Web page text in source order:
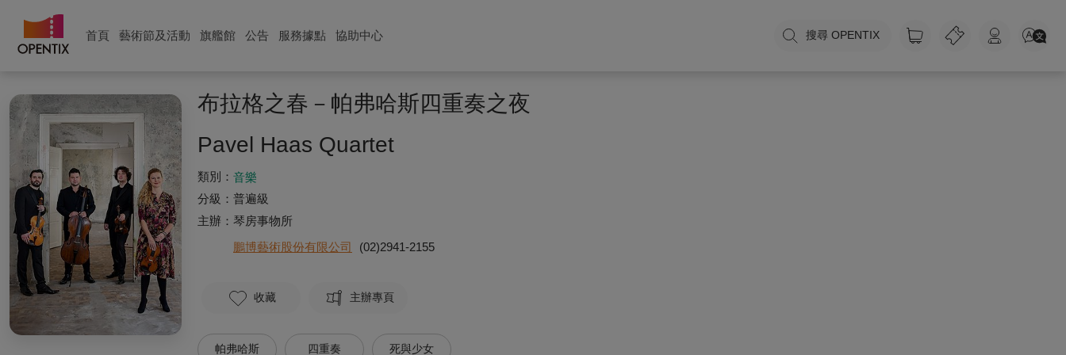
首頁 藝術節及活動 旗艦館 公告 服務據點 協助中心 搜尋 OPENTIX
布拉格之春－帕弗哈斯四重奏之夜
Pavel Haas Quartet
類別： 音樂
分級： 普遍級
主辦： 琴房事物所
鵬博藝術股份有限公司
(02)2941-2155
收藏 主辦專頁
帕弗哈斯 四重奏 死與少女